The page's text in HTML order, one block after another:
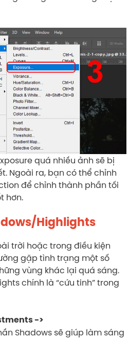
quá nhiều ảnh sẽ bị
Ngoài ra, bạn có thể chỉnh
để chỉnh thành phần tối
hơn.
Highlights
trời hoặc trong điều kiện
gặp tình trạng một số
vùng khác lại quá sáng.
chính là “cứu tinh” trong
->
Shadows sẽ giúp làm sáng